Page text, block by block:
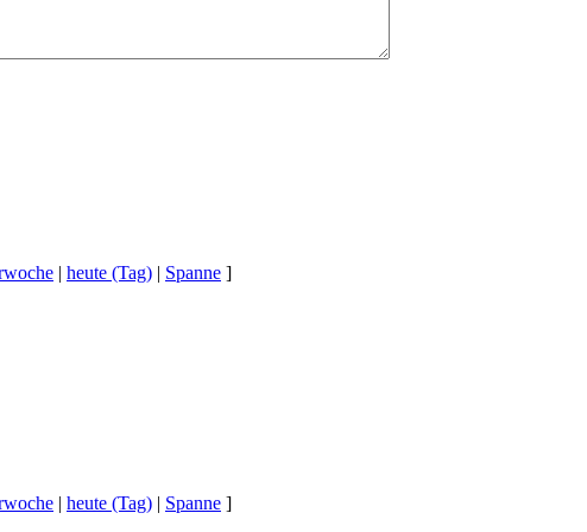
| heute (Tag) | Spanne ]
| heute (Tag) | Spanne ]